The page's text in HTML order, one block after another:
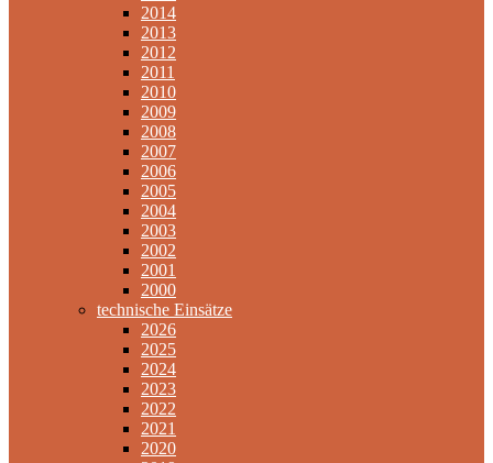
2014
2013
2012
2011
2010
2009
2008
2007
2006
2005
2004
2003
2002
2001
2000
technische Einsätze
2026
2025
2024
2023
2022
2021
2020